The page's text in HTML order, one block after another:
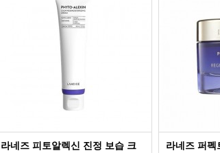
라네즈 피토알렉신 진정 보습 크
라네즈 퍼펙